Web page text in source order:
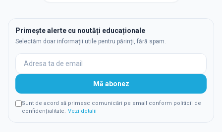
Primește alerte cu noutăți educaționale
Selectăm doar informații utile pentru părinți, fără spam.
Mă abonez
Sunt de acord să primesc comunicări pe email conform politicii de
confidențialitate. Vezi detalii